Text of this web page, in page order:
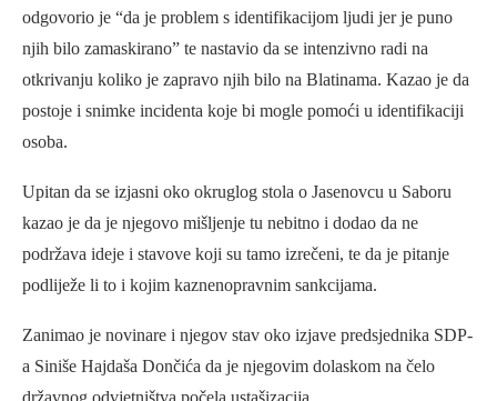
odgovorio je “da je problem s identifikacijom ljudi jer je puno
njih bilo zamaskirano” te nastavio da se intenzivno radi na
otkrivanju koliko je zapravo njih bilo na Blatinama. Kazao je da
postoje i snimke incidenta koje bi mogle pomoći u identifikaciji
osoba.
Upitan da se izjasni oko okruglog stola o Jasenovcu u Saboru
kazao je da je njegovo mišljenje tu nebitno i dodao da ne
podržava ideje i stavove koji su tamo izrečeni, te da je pitanje
podliježe li to i kojim kaznenopravnim sankcijama.
Zanimao je novinare i njegov stav oko izjave predsjednika SDP-
a Siniše Hajdaša Dončića da je njegovim dolaskom na čelo
državnog odvjetništva počela ustašizacija.